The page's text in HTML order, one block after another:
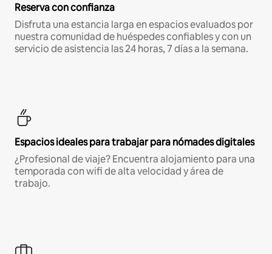
Reserva con confianza
Disfruta una estancia larga en espacios evaluados por
nuestra comunidad de huéspedes confiables y con un
servicio de asistencia las 24 horas, 7 días a la semana.
Espacios ideales para trabajar para nómades digitales
¿Profesional de viaje? Encuentra alojamiento para una
temporada con wifi de alta velocidad y área de
trabajo.